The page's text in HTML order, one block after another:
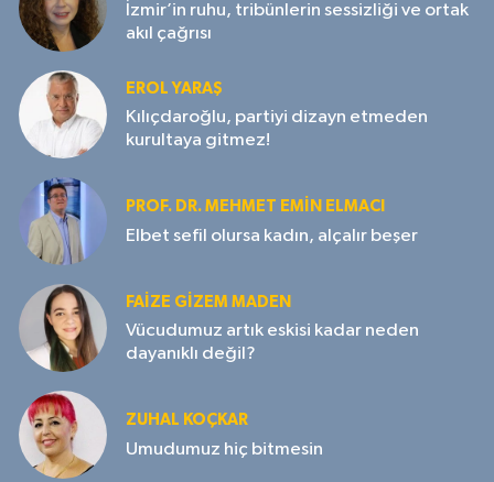
İzmir’in ruhu, tribünlerin sessizliği ve ortak
akıl çağrısı
EROL YARAŞ
Kılıçdaroğlu, partiyi dizayn etmeden
kurultaya gitmez!
PROF. DR. MEHMET EMIN ELMACI
Elbet sefil olursa kadın, alçalır beşer
FAIZE GIZEM MADEN
Vücudumuz artık eskisi kadar neden
dayanıklı değil?
ZUHAL KOÇKAR
Umudumuz hiç bitmesin